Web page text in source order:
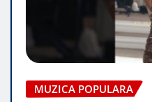
MUZICA POPULARA